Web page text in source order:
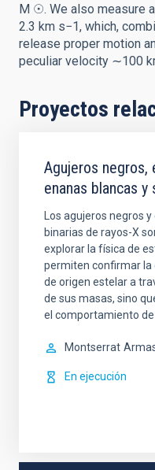
M ☉. We also measure
2.3 km s−1, which,
release proper motion
peculiar velocity ∼100
Proyectos
Agujeros negros,
enanas blancas
Los agujeros negros
binarias de rayos-X
explorar la física de
permiten confirmar la
de origen estelar a
de sus masas, sino
el comportamiento
Montserrat
En ejecución